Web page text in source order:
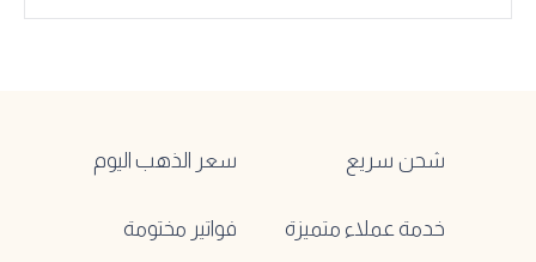
شحن سريع سعر الذهب اليوم
خدمة عملاء متميزة فواتير مختومة